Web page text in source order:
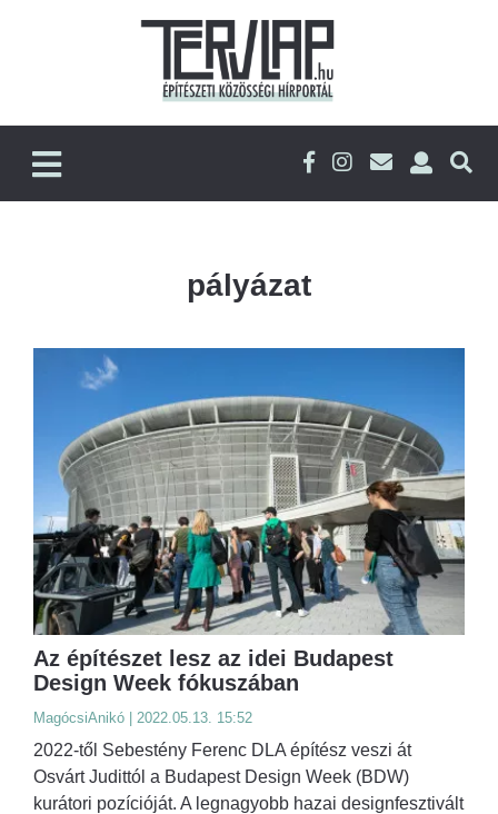
pályázat
Az építészet lesz az idei Budapest
Design Week fókuszában
MagócsiAnikó | 2022.05.13. 15:52
2022-től Sebestény Ferenc DLA építész veszi át
Osvárt Judittól a Budapest Design Week (BDW)
kurátori pozícióját. A legnagyobb hazai designfesztivált